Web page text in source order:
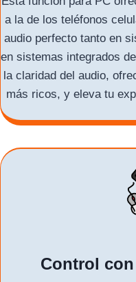
a la de los teléfonos
audio perfecto tanto en
en sistemas integrados
la claridad del audio,
más ricos, y eleva tu
Control